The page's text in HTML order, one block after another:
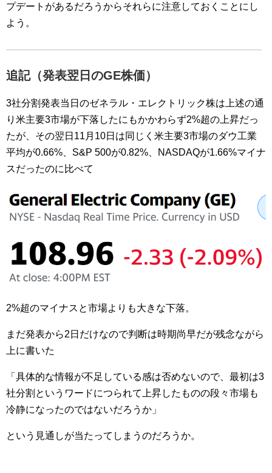
プデートがあるだろうからそれらに注意しておくことにし
よう。
追記（発表翌日のGE株価）
3社分割発表当日のゼネラル・エレクトリック株は上述の通
り米主要3市場が下落したにもかかわらず2%超の上昇だっ
たが、その翌日11月10日は同じく米主要3市場のダウ工業
平均が0.66%、S&P 500が0.82%、NASDAQが1.66%マイナ
スだったのに比べて
2%超のマイナスと市場よりも大きな下落。
まだ発表から2日だけなので判断は時期尚早だが残念ながら
上に書いた
「具体的な情報が不足している感は否めないので、最初は3
社分割というワードにつられて上昇したものの段々市場も
冷静になったのではないだろうか」
という見通しが当たってしまうのだろうか。